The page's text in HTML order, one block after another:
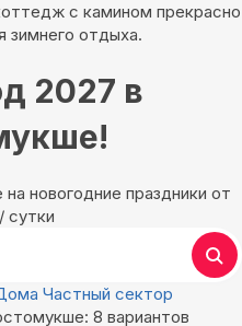
с камином прекрасно
зимнего отдыха.
2027 в
новогодние праздники oт
/ сутки
Частный сектор
8 вариантов